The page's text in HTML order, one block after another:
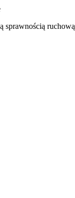
sprawnością ruchową